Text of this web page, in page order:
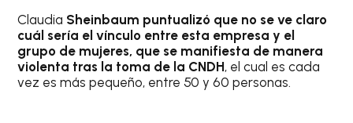
Claudia Sheinbaum puntualizó que no se ve claro
cuál sería el vínculo entre esta empresa y el
grupo de mujeres, que se manifiesta de manera
violenta tras la toma de la CNDH, el cual es cada
vez es más pequeño, entre 50 y 60 personas.